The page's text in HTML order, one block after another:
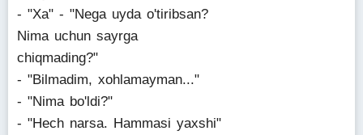
- "Xa" - "Nega uyda o'tiribsan?
Nima uchun sayrga
chiqmading?"
- "Bilmadim, xohlamayman..."
- "Nima bo'ldi?"
- "Hech narsa. Hammasi yaxshi"